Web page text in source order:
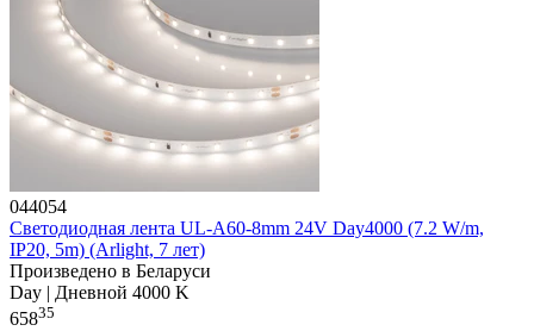
044054
Светодиодная лента UL-A60-8mm 24V Day4000 (7.2 W/m,
IP20, 5m) (Arlight, 7 лет)
Произведено в Беларуси
Day | Дневной 4000 K
65835